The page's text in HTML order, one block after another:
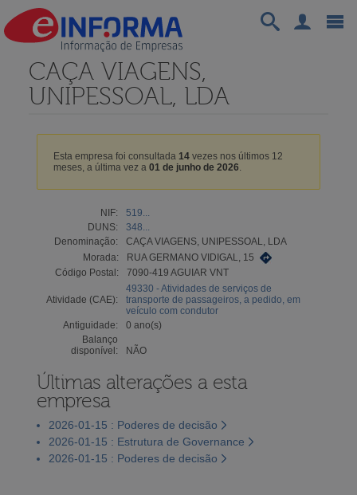
CAÇA VIAGENS,
UNIPESSOAL, LDA
Esta empresa foi consultada 14vezes nos últimos 12
meses, a última vez a 01 de junho de 2026.
NIF:
519...
DUNS:
348...
Denominação:
CAÇA VIAGENS, UNIPESSOAL, LDA
Morada:
RUA GERMANO VIDIGAL, 15
Código Postal:
7090-419 AGUIAR VNT
Atividade (CAE):
49330 - Atividades de serviços de
transporte de passageiros, a pedido, em
veículo com condutor
Antiguidade:
0 ano(s)
Balanço
disponível:
NÃO
Últimas alterações a esta
empresa
2026-01-15 : Poderes de decisão
2026-01-15 : Estrutura de Governance
2026-01-15 : Poderes de decisão